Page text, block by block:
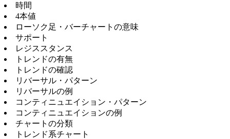
時間
4本値
ローソク足・バーチャートの意味
サポート
レジススタンス
トレンドの有無
トレンドの確認
リバーサル・パターン
リバーサルの例
コンティニュエイション・パターン
コンティニュエイションの例
チャートの分類
トレンド系チャート